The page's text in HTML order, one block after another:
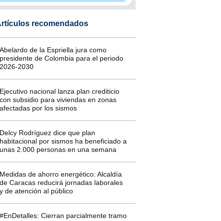
recomendados
de la Espriella jura como
de Colombia para el periodo
2030
nacional lanza plan crediticio
subsidio para viviendas en zonas
por los sismos
Rodríguez dice que plan
por sismos ha beneficiado a
2.000 personas en una semana
de ahorro energético: Alcaldía
Caracas reducirá jornadas laborales
de atención al público
Cierran parcialmente tramo